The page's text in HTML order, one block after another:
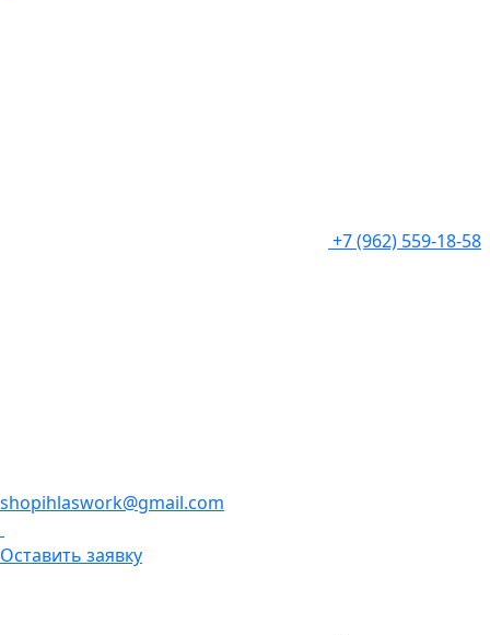
+7 (962) 559-18-58
shopihlaswork@gmail.com
Оставить заявку